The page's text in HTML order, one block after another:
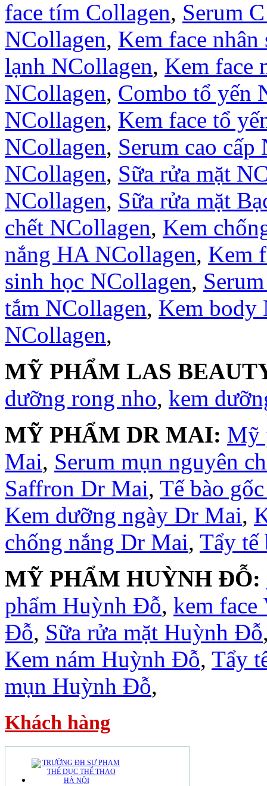
face tím Collagen, Serum
NCollagen, Kem face
lạnh NCollagen, Kem face
NCollagen, Combo tổ yến
NCollagen, Kem face tổ
NCollagen, Serum cao cấp
NCollagen, Sữa rửa mặt
NCollagen, Sữa rửa mặt
chết NCollagen, Kem
nắng HA NCollagen, Kem
sinh học NCollagen,
tắm NCollagen, Kem body
NCollagen,
MỸ PHẨM LAS
dưỡng rong nho, kem
MỸ PHẨM DR MAI: Mỹ
Mai, Serum mụn nguyên
Saffron Dr Mai, Tế bào
Kem dưỡng ngày Dr Mai,
chống nắng Dr Mai, Tẩy tế
MỸ PHẨM HUỲNH ĐỖ:
phẩm Huỳnh Đỗ, kem
Đỗ, Sữa rửa mặt Huỳnh Đỗ
Kem nám Huỳnh Đỗ, Tẩy
mụn Huỳnh Đỗ,
Khách hàng